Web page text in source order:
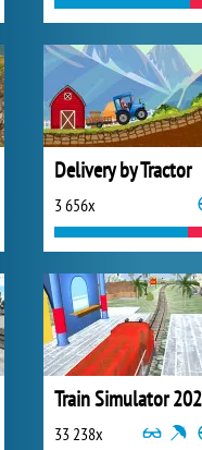
Delivery by Tractor
3 656x
Train Simulator
33 238x